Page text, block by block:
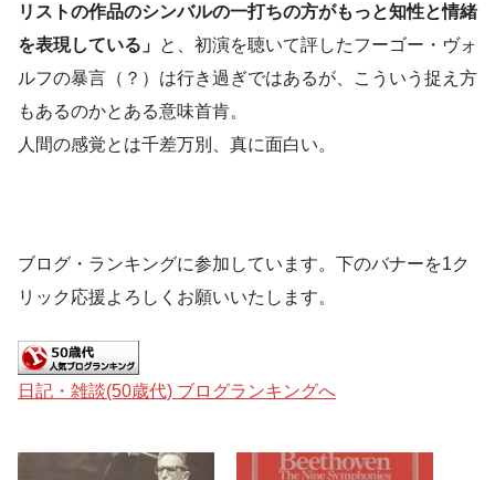
リストの作品のシンバルの一打ちの方がもっと知性と情緒
を表現している」 と、初演を聴いて評したフーゴー・ヴォ
ルフの暴言（？）は行き過ぎではあるが、こういう捉え方
もあるのかとある意味首肯。
人間の感覚とは千差万別、真に面白い。
ブログ・ランキングに参加しています。下のバナーを1ク
リック応援よろしくお願いいたします。
日記・雑談(50歳代) ブログランキングへ